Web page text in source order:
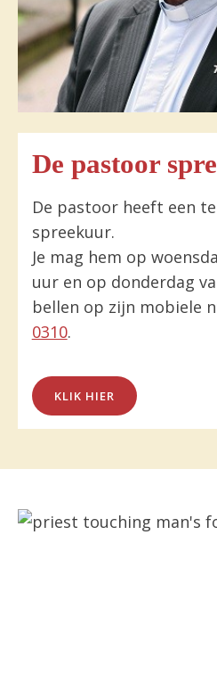
De pastoor
De pastoor heeft een
spreekuur.
Je mag hem op
uur en op donderdag
bellen op zijn mobiele
0310.
KLIK HIER